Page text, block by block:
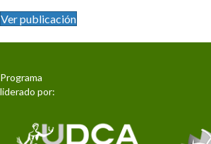
Ver publicación
Programa
liderado por: